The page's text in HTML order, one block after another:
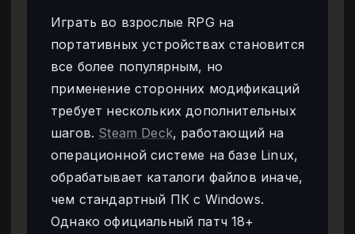
Играть во взрослые RPG на
портативных устройствах становится
все более популярным, но
применение сторонних модификаций
требует нескольких дополнительных
шагов. Steam Deck, работающий на
операционной системе на базе Linux,
обрабатывает каталоги файлов иначе,
чем стандартный ПК с Windows.
Однако официальный патч 18+